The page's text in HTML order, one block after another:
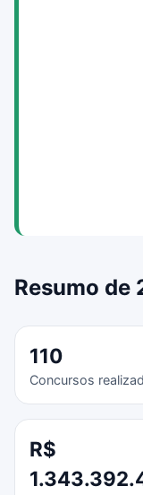
Resumo de
110
Concursos
R$